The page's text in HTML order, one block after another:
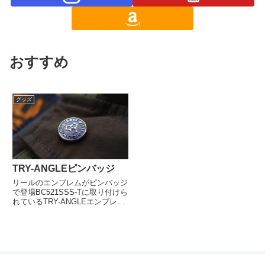
おすすめ
グッズ
TRY-ANGLEピンバッジ
リールのエンブレムがピンバッジ
で登場BC521SSS-Tに取り付けら
れているTRY-ANGLEエンブレム